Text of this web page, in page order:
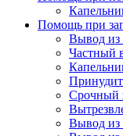
Помощь при
Вывод из
Частный
Срочный
Вывод из